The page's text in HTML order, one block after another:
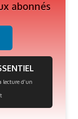
abonnés
lecture d’un